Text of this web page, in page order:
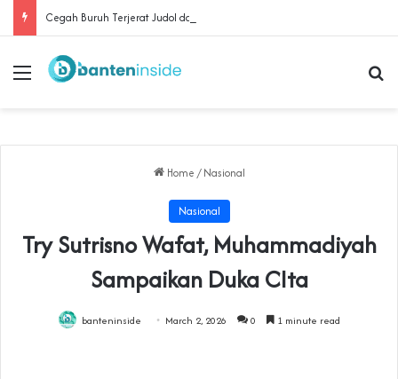
Menu
Home / Nasional
Nasional
Try Sutrisno Wafat, Muhammadiyah
Sampaikan Duka CIta
banteninside March 2, 2026 0 1 minute read